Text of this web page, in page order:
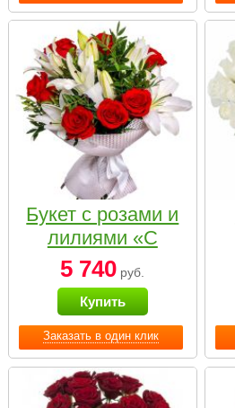
Заказать в один клик
Букет с розами и
лилиями «С
наилучшими
пожеланиями»
5 740 руб.
Купить